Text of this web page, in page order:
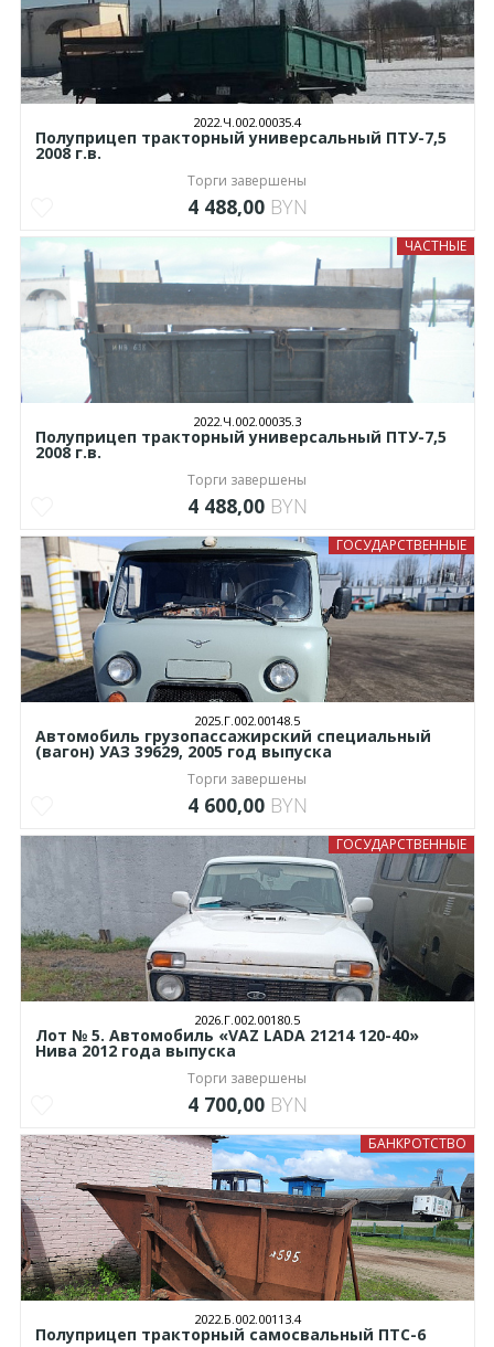
2022.Ч.002.00035.4
Полуприцеп тракторный универсальный ПТУ-7,5
2008 г.в.
Торги завершены
4 488,00 BYN
ЧАСТНЫЕ
2022.Ч.002.00035.3
Полуприцеп тракторный универсальный ПТУ-7,5
2008 г.в.
Торги завершены
4 488,00 BYN
ГОСУДАРСТВЕННЫЕ
2025.Г.002.00148.5
Автомобиль грузопассажирский специальный
(вагон) УАЗ 39629, 2005 год выпуска
Торги завершены
4 600,00 BYN
ГОСУДАРСТВЕННЫЕ
2026.Г.002.00180.5
Лот № 5. Автомобиль «VAZ LADA 21214 120-40»
Нива 2012 года выпуска
Торги завершены
4 700,00 BYN
БАНКРОТСТВО
2022.Б.002.00113.4
Полуприцеп тракторный самосвальный ПТС-6